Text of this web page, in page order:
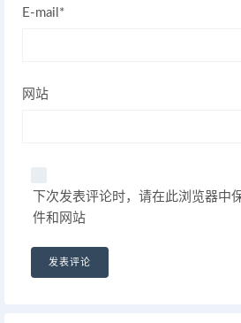
E-mail*
网站
下次发表评论时，请在此浏览器中
件和网站